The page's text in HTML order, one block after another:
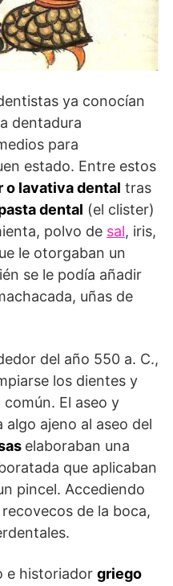
ya conocían
dentadura
para
estado. Entre estos
o lavativa dental tras
dental (el clister)
polvo de sal, iris,
le otorgaban un
se le podía añadir
uñas de
del año 550 a. C.,
los dientes y
El aseo y
ajeno al aseo del
elaboraban una
que aplicaban
pincel. Accediendo
de la boca,
e historiador griego